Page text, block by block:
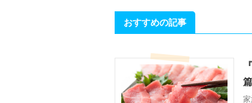
おすすめの記事